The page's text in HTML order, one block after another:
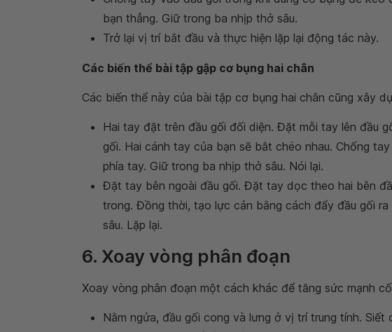
bạn thẳng. Giữ trong ba nhịp thở sâu.
Trở lại vị trí bắt đầu và thực hiện lặp lại động tác này.
Các biến thể bài tập gập cơ bụng hai chân
Các biến thể này của bài tập cơ bụng hai chân cũng xây
Hai tay đặt trên đầu gối đối diện. Đặt mỗi tay lên đầu
gối. Hai cánh tay của bạn sẽ bắt chéo nhau. Chống
phía tay. Giữ trong ba nhịp thở sâu. Nói lại.
Đặt tay bên ngoài đầu gối. Đặt tay dọc theo hai bên
trong. Đồng thời, tạo lực cản bằng cách đẩy đầu gối
sâu. Lặp lại.
6. Xoay vòng phân đoạn
Xoay vòng phân đoạn một cách khác để tăng sức mạnh
Nằm ngửa, đầu gối cong và lưng ở vị trí trung tính. Siết